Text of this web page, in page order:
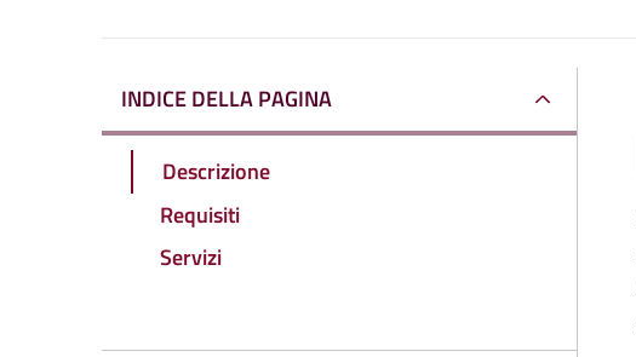
INDICE DELLA PAGINA
Descrizione
Requisiti
Servizi